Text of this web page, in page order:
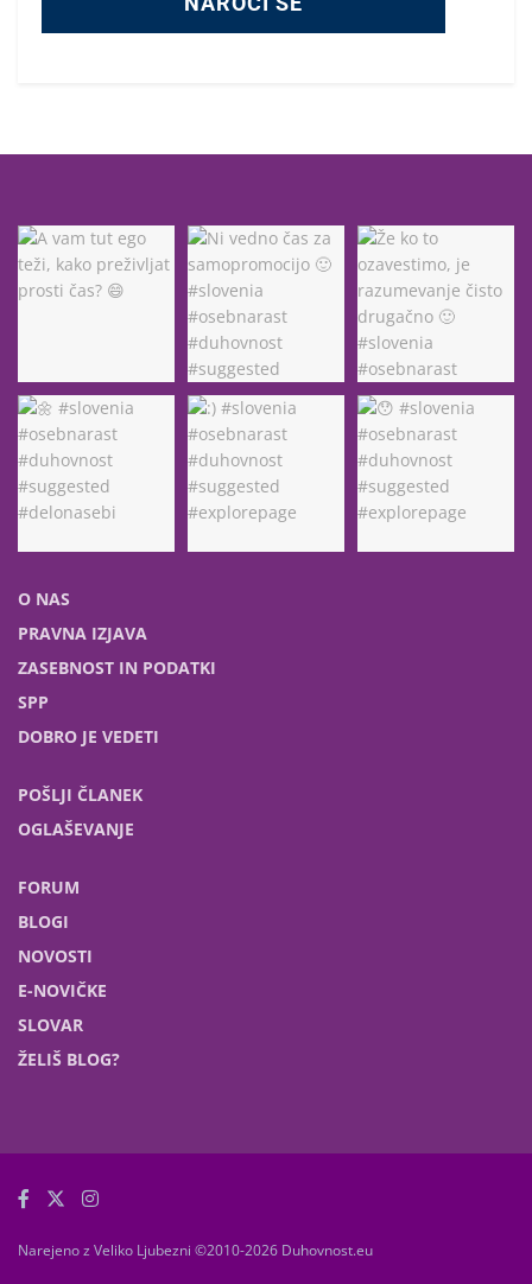
O NAS
PRAVNA IZJAVA
ZASEBNOST IN PODATKI
SPP
DOBRO JE VEDETI
POŠLJI ČLANEK
OGLAŠEVANJE
FORUM
BLOGI
NOVOSTI
E-NOVIČKE
SLOVAR
ŽELIŠ BLOG?
Narejeno z Veliko Ljubezni ©2010-2026 Duhovnost.eu